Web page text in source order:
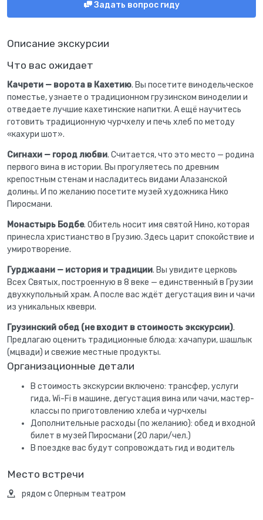
Описание экскурсии
Что вас ожидает
Качрети — ворота в Кахетию. Вы посетите винодельческое
поместье, узнаете о традиционном грузинском виноделии и
отведаете лучшие кахетинские напитки. А ещё научитесь
готовить традиционную чурчхелу и печь хлеб по методу
«кахури шот».
Сигнахи — город любви. Считается, что это место — родина
первого вина в истории. Вы прогуляетесь по древним
крепостным стенам и насладитесь видами Алазанской
долины. И по желанию посетите музей художника Нико
Пиросмани.
Монастырь Бодбе. Обитель носит имя святой Нино, которая
принесла христианство в Грузию. Здесь царит спокойствие и
умиротворение.
Гурджаани — история и традиции. Вы увидите церковь
Всех Святых, построенную в 8 веке — единственный в Грузии
двухкупольный храм. А после вас ждёт дегустация вин и чачи
из уникальных квеври.
Грузинский обед (не входит в стоимость экскурсии).
Предлагаю оценить традиционные блюда: хачапури, шашлык
(мцвади) и свежие местные продукты.
Организационные детали
В стоимость экскурсии включено: трансфер, услуги
гида, Wi-Fi в машине, дегустация вина или чачи, мастер-
классы по приготовлению хлеба и чурчхелы
Дополнительные расходы (по желанию): обед и входной
билет в музей Пиросмани (20 лари/чел.)
В поездке вас будут сопровождать гид и водитель
Место встречи
рядом с Оперным театром
Задать вопрос гиду